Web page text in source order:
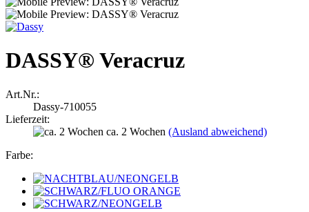
DASSY® Veracruz
Art.Nr.:
Dassy-710055
Lieferzeit:
ca. 2 Wochen (Ausland abweichend)
Farbe: